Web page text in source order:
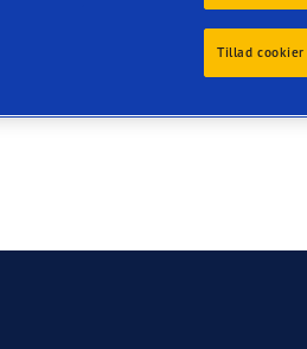
Performance 3
Tillad